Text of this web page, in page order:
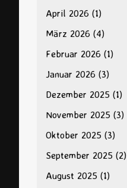
April 2026 (1)
März 2026 (4)
Februar 2026 (1)
Januar 2026 (3)
Dezember 2025 (1)
November 2025 (3)
Oktober 2025 (3)
September 2025 (2)
August 2025 (1)